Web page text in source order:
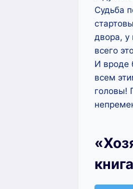
Судьба
двора, у
всего
И вроде
всем
головы!